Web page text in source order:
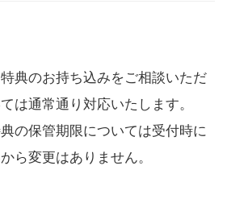
典のお持ち込みをご相談いただ
は通常通り対応いたします。
の保管期限については受付時に
ら変更はありません。